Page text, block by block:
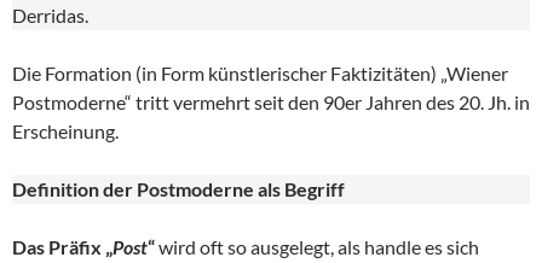
Derridas.
Die Formation (in Form künstlerischer Faktizitäten) „Wiener
Postmoderne“ tritt vermehrt seit den 90er Jahren des 20. Jh. in
Erscheinung.
Definition der Postmoderne als Begriff
Das Präfix „Post“wird oft so ausgelegt, als handle es sich